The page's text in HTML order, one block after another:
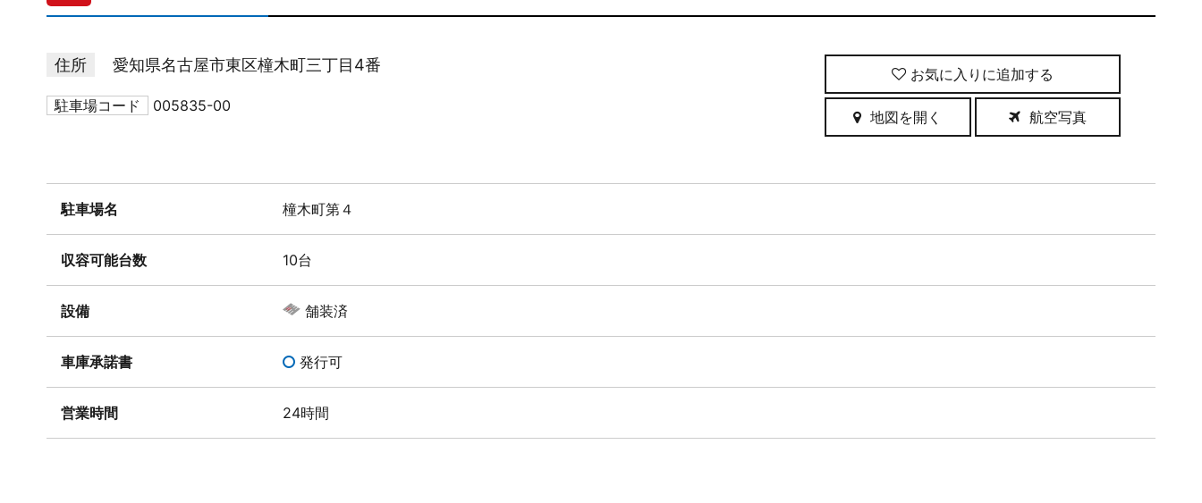
住所 愛知県名古屋市東区橦木町三丁目4番
駐車場コード 005835-00
お気に入りに追加
地図を開く 航空写真
駐車場名 橦木町第４
収容可能台数 10台
設備 舗装済
車庫承諾書 発行可
営業時間 24時間